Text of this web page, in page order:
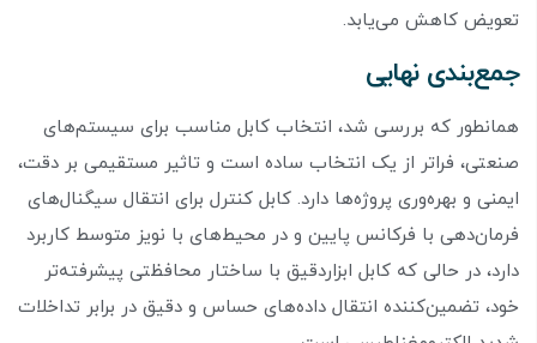
تعویض کاهش می‌یابد.
جمع‌بندی نهایی
همانطور که بررسی شد، انتخاب کابل مناسب برای سیستم‌های
صنعتی، فراتر از یک انتخاب ساده است و تاثیر مستقیمی بر دقت،
ایمنی و بهره‌وری پروژه‌ها دارد. کابل کنترل برای انتقال سیگنال‌های
فرمان‌دهی با فرکانس پایین و در محیط‌های با نویز متوسط کاربرد
دارد، در حالی که کابل ابزاردقیق با ساختار محافظتی پیشرفته‌تر
خود، تضمین‌کننده انتقال داده‌های حساس و دقیق در برابر تداخلات